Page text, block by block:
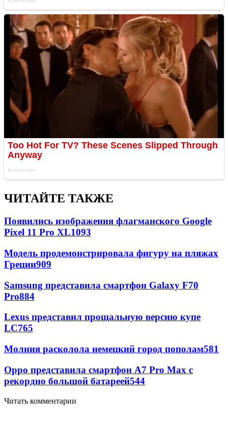
ЧИТАЙТЕ ТАКЖЕ
Появились изображения флагманского Google
Pixel 11 Pro XL1093
Модель продемонстрировала фигуру на пляжах
Греции909
Samsung представила смартфон Galaxy F70
Pro884
Lexus представил прощальную версию купе
LC765
Молния расколола немецкий город пополам581
Oppo представила смартфон A7 Pro Max с
рекордно большой батареей544
Читать комментарии